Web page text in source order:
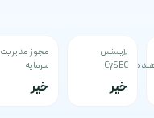
لایسنس
CySEC
خیر
مجوز مدیریت
سرمایه
خیر